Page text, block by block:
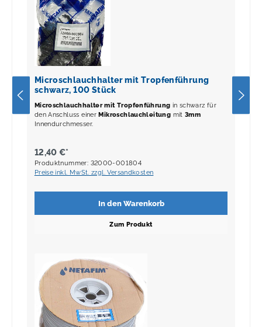
Microschlauchhalter mit Tropfenführung
schwarz, 100 Stück
Microschlauchhalter mit Tropfenführung in schwarz für
den Anschluss einerMikroschlauchleitung mit3mm
Innendurchmesser.
12,40 €*
Produktnummer: 32000-001804
Preise inkl. MwSt. zzgl. Versandkosten
In den Warenkorb
Zum Produkt